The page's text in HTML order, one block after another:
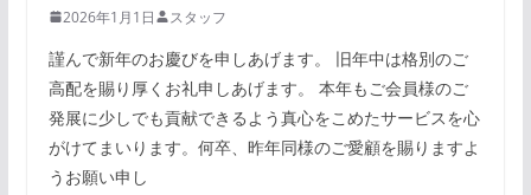
2026年1月1日 スタッフ
謹んで新年のお慶びを申しあげます。 旧年中は格別のご
高配を賜り厚くお礼申しあげます。 本年もご会員様のご
発展に少しでも貢献できるよう真心をこめたサービスを心
がけてまいります。何卒、昨年同様のご愛顧を賜りますよ
うお願い申し